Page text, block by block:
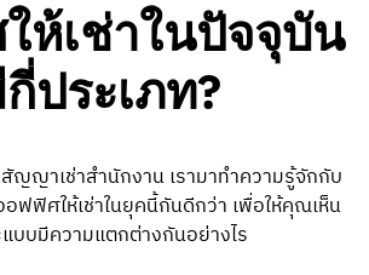
ห้เช่าในปัจจุบัน
ประเภท?
ญญาเช่าสำนักงาน เรามาทำความรู้จักกับ
ฟฟิศให้เช่าในยุคนี้กันดีกว่า เพื่อให้คุณเห็น
บบมีความแตกต่างกันอย่างไร